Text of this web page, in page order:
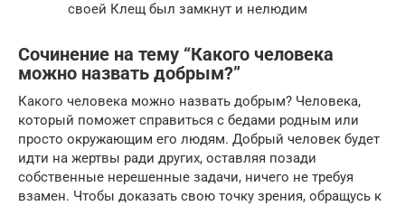
своей Клещ был замкнут и нелюдим
Сочинение на тему “Какого человека
можно назвать добрым?”
Какого человека можно назвать добрым? Человека,
который поможет справиться с бедами родным или
просто окружающим его людям. Добрый человек будет
идти на жертвы ради других, оставляя позади
собственные нерешенные задачи, ничего не требуя
взамен. Чтобы доказать свою точку зрения, обращусь к